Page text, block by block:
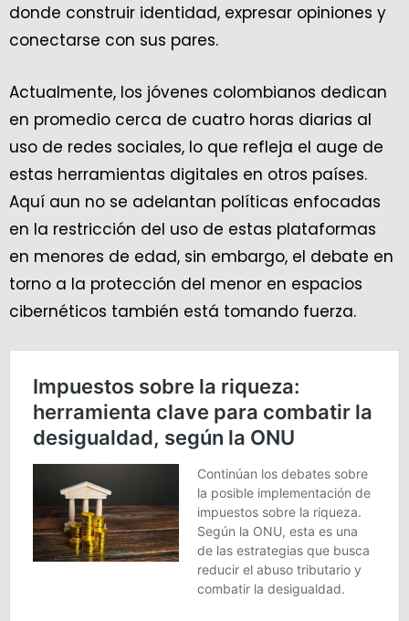
donde construir identidad, expresar opiniones y
conectarse con sus pares.
Actualmente, los jóvenes colombianos dedican
en promedio cerca de cuatro horas diarias al
uso de redes sociales, lo que refleja el auge de
estas herramientas digitales en otros países.
Aquí aun no se adelantan políticas enfocadas
en la restricción del uso de estas plataformas
en menores de edad, sin embargo, el debate en
torno a la protección del menor en espacios
cibernéticos también está tomando fuerza.